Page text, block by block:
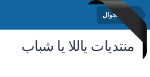
منتدى الجوال
منتديات ياللا يا شباب